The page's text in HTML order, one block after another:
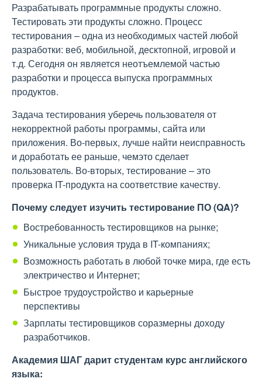
Разрабатывать программные продукты сложно.
Тестировать эти продукты сложно. Процесс
тестирования – одна из необходимых частей любой
разработки: веб, мобильной, десктопной, игровой и
т.д. Сегодня он является неотъемлемой частью
разработки и процесса выпуска программных
продуктов.
Задача тестирования уберечь пользователя от
некорректной работы программы, сайта или
приложения. Во-первых, лучше найти неисправность
и доработать ее раньше, чемэто сделает
пользователь. Во-вторых, тестирование – это
проверка IT-продукта на соответствие качеству.
Почему следует изучить тестирование ПО (QA)?
Востребованность тестировщиков на рынке;
Уникальные условия труда в IT-компаниях;
Возможность работать в любой точке мира, где есть
электричество и Интернет;
Быстрое трудоустройство и карьерные
перспективы
Зарплаты тестировщиков соразмерны доходу
разработчиков.
Академия ШАГ дарит студентам курс английского
языка: